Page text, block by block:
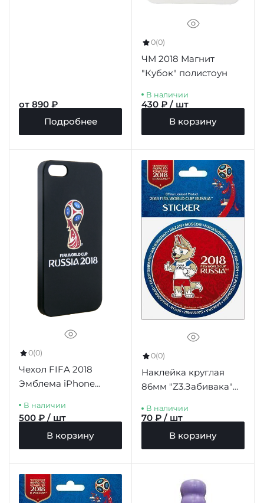
от 890 ₽
Подробнее
0(0)
ЧМ 2018 Магнит
"Кубок" полистоун
В наличии
430 ₽ / шт
В корзину
0(0)
Чехол FIFA 2018
Эмблема iPhone
В наличии
500 ₽ / шт
В корзину
0(0)
Наклейка круглая
86мм "Z3.Забивака"
борт
В наличии
70 ₽ / шт
В корзину